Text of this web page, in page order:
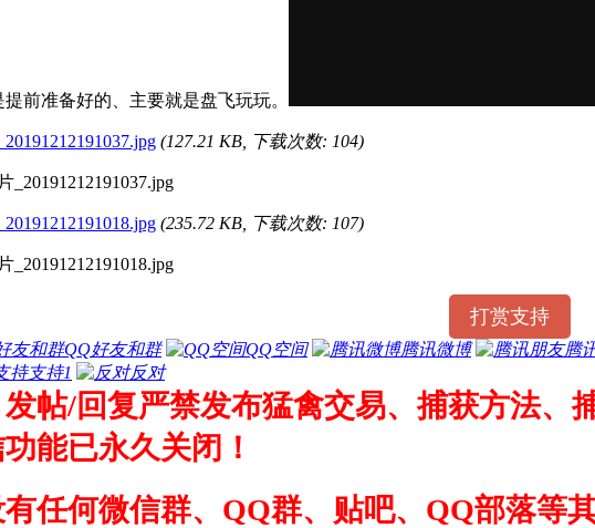
前准备好的、主要就是盘飞玩玩。
(127.21 KB, 下载次数: 104)
(235.72 KB, 下载次数: 107)
打赏支持
QQ好友和群 QQ空间 腾讯微博
腾
支持1 反对
发帖/回复严禁发布猛禽交易、捕获方法
能已永久关闭！
任何微信群、QQ群、贴吧、QQ部落等